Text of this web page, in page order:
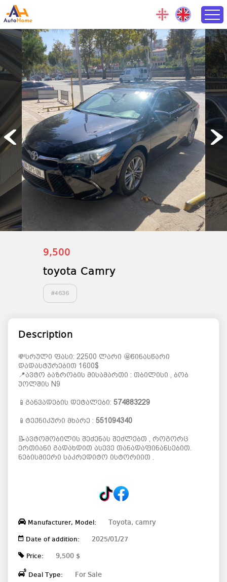
9,500
toyota Camry
#4636
Description
💸სრული ფასი: 22500 ლარი 🤩წინასწარი
დადასტურებით 1600$
📍ავტო ბაზრობის მისამართი : თბილისი , ბობ
უოლშის N9
📱განვადების დეტალები: 574883229
📱ტექნიკური მხარე : 551094340
📝ავტომობილის შეძენას შეძლებთ , როგორც
ერთიანი გადახდით ასევე თანადაფინანსებით.
ნებისმიერი საკრედიტო ისტორიით .
Manufacturer, Model: Toyota, camry
Date of addition: 2025/01/27
Price: 9,500 $
Deal Type: For Sale